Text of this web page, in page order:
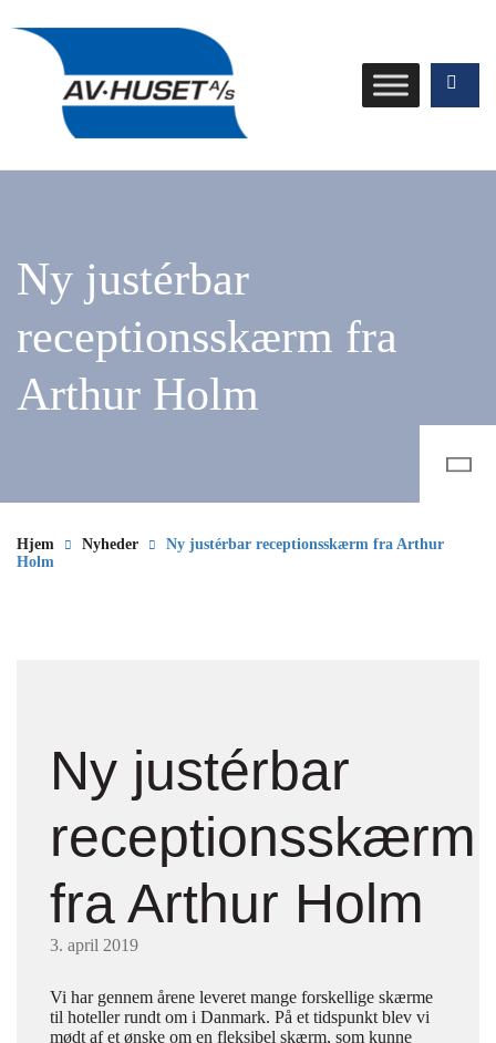
Ny justérbar
receptionsskærm fra
Arthur Holm
Hjem Nyheder
Ny justérbar receptionsskærm fra Arthur
Holm
Ny justérbar
receptionsskærm
fra Arthur Holm
3. april 2019
Vi har gennem årene leveret mange forskellige skærme
til hoteller rundt om i Danmark. På et tidspunkt blev vi
mødt af et ønske om en fleksibel skærm, som kunne